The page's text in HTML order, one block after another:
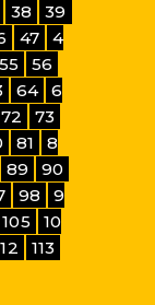
38
39
47
4
55
56
64
6
72
73
81
8
89
90
98
9
105
10
113